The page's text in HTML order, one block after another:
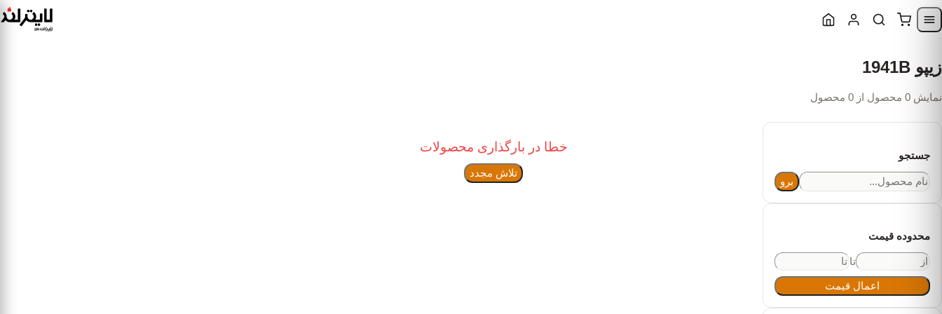
Skip to navigation
زیپو 1941B
نمایش 0 محصول از 0 محصول
جستجو
برو
محدوده قیمت
تا
اعمال قیمت
خطا در بارگذاری محصولات
تلاش مجدد